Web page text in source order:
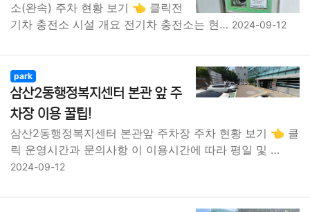
소(완속) 주차 현황 보기 👈 클릭전
기차 충전소 시설 개요 전기차 충전소는 현… 2024-09-12
park
삼산2동행정복지센터 본관 앞 주
차장 이용 꿀팁!
삼산2동행정복지센터 본관앞 주차장 주차 현황 보기 👈 클
릭 운영시간과 문의사항 이 이용시간에 따라 평일 및 …
2024-09-12